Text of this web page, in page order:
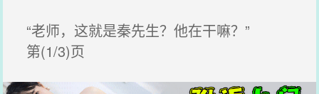
“老师，这就是秦先生？他在干嘛？”
第(1/3)页